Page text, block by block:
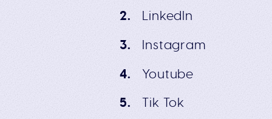
LinkedIn
Instagram
Youtube
Tik Tok